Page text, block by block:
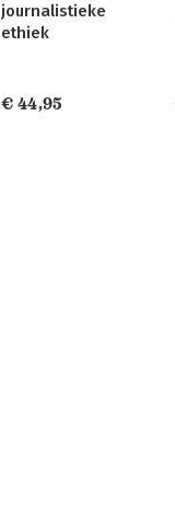
journalistieke
ethiek
€ 44,95